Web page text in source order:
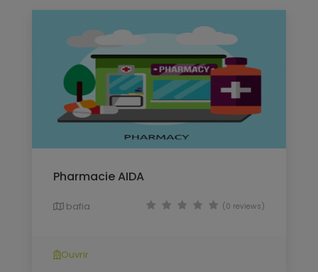
Pharmacie AIDA
bafia (0 reviews)
Ouvrir